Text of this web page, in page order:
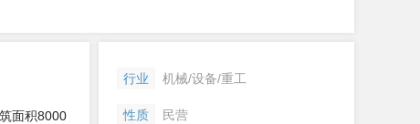
面积8000
行业 机械/设备/重工
性质 民营